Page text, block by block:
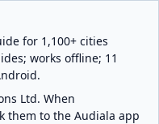
for 1,100+ cities
works offline; 11
Ltd. When
them to the Audiala app